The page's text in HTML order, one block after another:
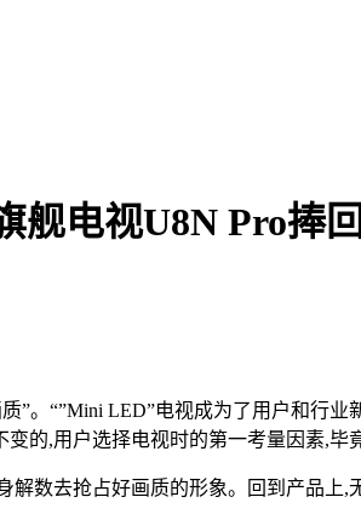
舰电视U8N Pro捧
”。“”Mini LED”电视成为了用户和行
的,用户选择电视时的第一考量因素,毕
解数去抢占好画质的形象。回到产品